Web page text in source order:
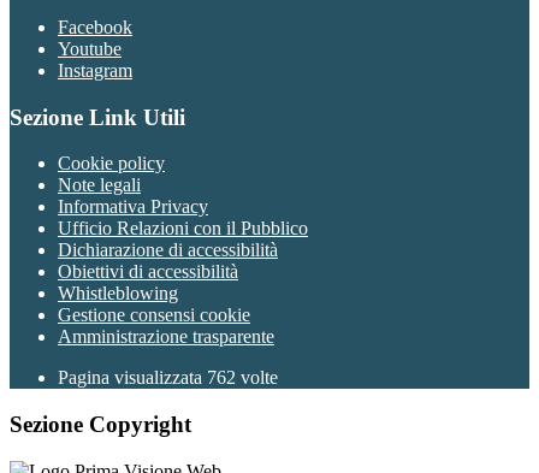
Facebook
Youtube
Instagram
Sezione Link Utili
Cookie policy
Note legali
Informativa Privacy
Ufficio Relazioni con il Pubblico
Dichiarazione di accessibilità
Obiettivi di accessibilità
Whistleblowing
Gestione consensi cookie
Amministrazione trasparente
Pagina visualizzata 762 volte
Sezione Copyright